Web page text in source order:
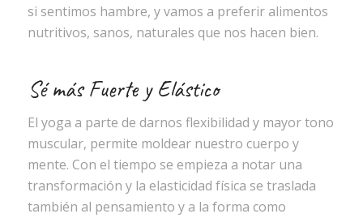
si sentimos hambre, y vamos a preferir alimentos
nutritivos, sanos, naturales que nos hacen bien.
Sé más Fuerte y Elástico
El yoga a parte de darnos flexibilidad y mayor tono
muscular, permite moldear nuestro cuerpo y
mente. Con el tiempo se empieza a notar una
transformación y la elasticidad física se traslada
también al pensamiento y a la forma como